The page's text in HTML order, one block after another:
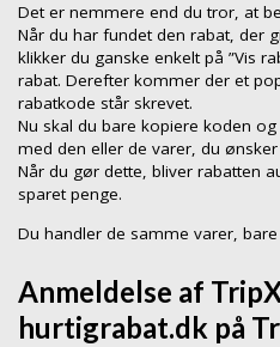
Det er nemmere end du tror, at
Når du har fundet den rabat, der
klikker du ganske enkelt på ”Vis
rabat. Derefter kommer der et
rabatkode står skrevet.
Nu skal du bare kopiere koden
med den eller de varer, du
Når du gør dette, bliver rabatten
sparet penge.
Du handler de samme varer,
Anmeldelse af
hurtigrabat.dk på